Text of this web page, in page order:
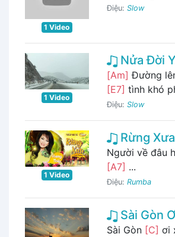
1 Video
Điệu: Slow
1 Video
Nửa Đời
[Am] Đường
[E7] tình khó
Điệu: Slow
1 Video
Rừng Xưa
Người về đâu
[A7] ...
Điệu: Rumba
Sài Gòn
Sài Gòn [C] ơi